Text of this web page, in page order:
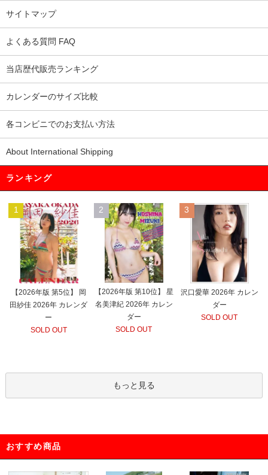
サイトマップ
よくある質問 FAQ
当店歴代販売ランキング
カレンダーのサイズ比較
各コンビニでのお支払い方法
About International Shipping
ランキング
1
【2026年版 第5位】 岡
田紗佳 2026年 カレンダ
ー
SOLD OUT
2
【2026年版 第10位】 星
名美津紀 2026年 カレン
ダー
SOLD OUT
3
沢口愛華 2026年 カレン
ダー
SOLD OUT
もっと見る
おすすめ商品